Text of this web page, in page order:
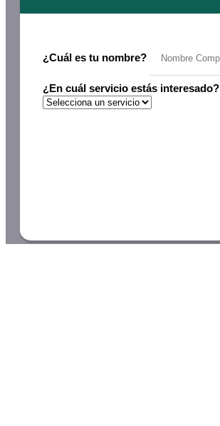
¿Cuál es tu nombre?
¿En cuál servicio estás interesado?